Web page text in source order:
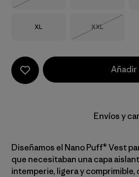
Talla
XL Talla
XXL
Añadir
Envíos y
Diseñamos el Nano Puff® Vest
que necesitaban una capa
intemperie, ligera y comprimible,